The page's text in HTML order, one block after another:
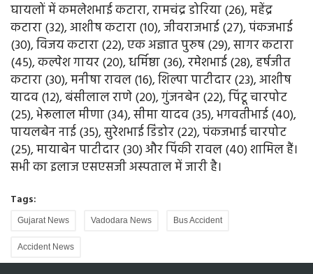
घायलों में कमलेशभाई कटारा, रामचंद्र डोरिया (26), महेंद्र
कटारा (32), आशीष कटारा (10), जीवराजभाई (27), पंकजभाई
(30), विजय कटारा (22), एक अज्ञात पुरुष (29), सागर कटारा
(45), कल्पेश गायर (20), धर्मिष्ठा (36), रमेशभाई (28), हर्षजीत
कटारा (30), मनीषा रावल (16), शिल्पा पाटीदार (23), आशीष
यादव (12), बंसीलाल राणे (20), गुंजनबेन (22), पिंटू चारपोट
(25), भेरूलाल मीणा (34), सीमा यादव (35), भगवतीभाई (40),
पायलबेन नाई (35), सुरेशभाई डिंडोर (22), पंकजभाई चारपोट
(25), मायाबेन पाटीदार (30) और पिंकी रावल (40) शामिल हैं।
सभी का इलाज एसएसजी अस्पताल में जारी है।
Tags:
Gujarat News Vadodara News Bus Accident
Accident News